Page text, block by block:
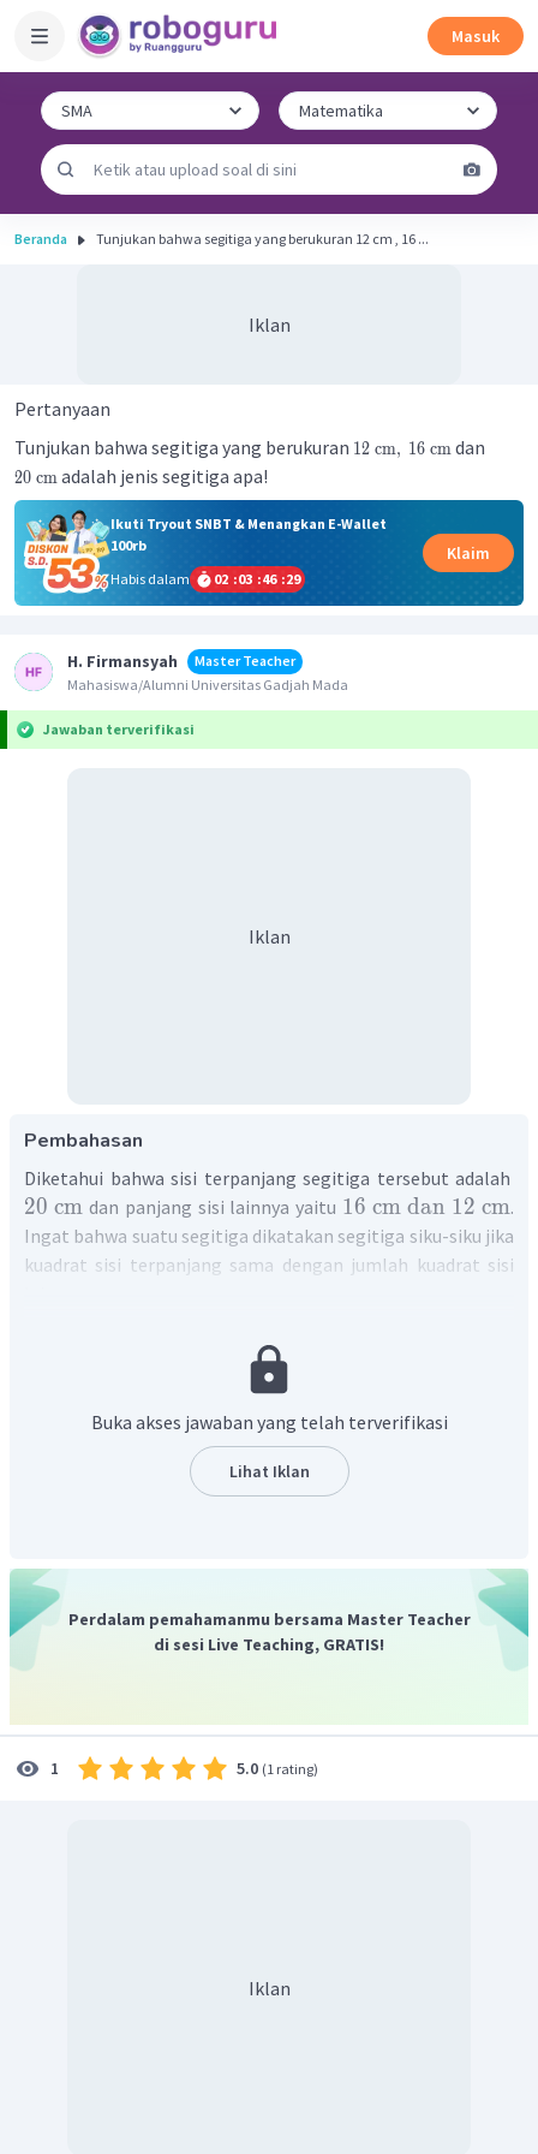
Masuk
Beranda Tunjukan bahwa segitiga yang berukuran 12 cm , 16 ...
Iklan
Pertanyaan
Tunjukan bahwa segitiga yang berukuran 12 cm, 16 cmdan
20 cmadalah jenis segitiga apa!
Ikuti Tryout SNBT & Menangkan E-Wallet
100rb
Habis dalam
02 :03 :46 :29
Klaim
H. Firmansyah
Master Teacher
Mahasiswa/Alumni Universitas Gadjah Mada
Jawaban terverifikasi
Iklan
Pembahasan
Diketahui bahwa sisi terpanjang segitiga tersebut adalah
20 cm dan panjang sisi lainnya yaitu 16 cm dan 12 cm.
Ingat bahwa suatu segitiga dikatakan segitiga siku-siku jika
kuadrat sisi terpanjang sama dengan jumlah kuadrat sisi
terpanjang)
sisi lain + sisi
=
=
+ 6
144 + 256
Karena diperoleh kuadrat sisi terpanjang sama dengan
Dengan demikian, segitiga yang diketahui pada soal
merupakan segitiga siku-siku
Buka akses jawaban yang telah terverifikasi
Lihat Iklan
Perdalam pemahamanmu bersama Master Teacher
di sesi Live Teaching, GRATIS!
1 5.0 (1 rating)
Iklan